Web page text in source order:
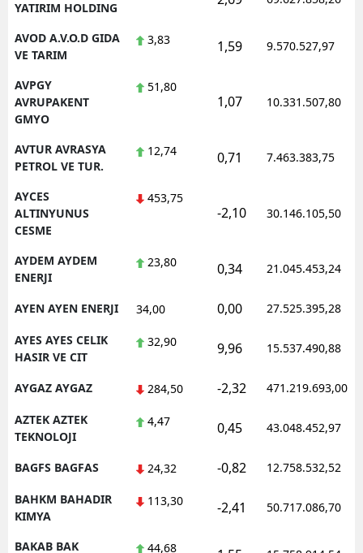
YATIRIM HOLDING
AVOD A.V.O.D GIDA
VE TARIM
3,83 1,59 9.570.527,97
AVPGY
AVRUPAKENT
GMYO
51,80
1,07 10.331.507,80
AVTUR AVRASYA
PETROL VE TUR.
12,74 0,71 7.463.383,75
AYCES
ALTINYUNUS
CESME
453,75
-2,10 30.146.105,50
AYDEM AYDEM
ENERJI
23,80 0,34 21.045.453,24
AYEN AYEN ENERJI 34,00 0,00 27.525.395,28
AYES AYES CELIK
HASIR VE CIT
32,90 9,96 15.537.490,88
AYGAZ AYGAZ 284,50 -2,32 471.219.693,00
AZTEK AZTEK
TEKNOLOJI
4,47 0,45 43.048.452,97
BAGFS BAGFAS 24,32 -0,82 12.758.532,52
BAHKM BAHADIR
KIMYA
113,30 -2,41 50.717.086,70
BAKAB BAK
44,68